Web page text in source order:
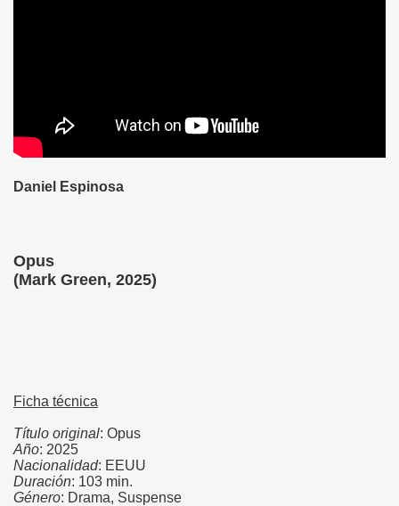
Daniel Espinosa
Opus
(Mark Green, 2025)
Ficha técnica
Título original: Opus
Año: 2025
Nacionalidad: EEUU
Duración: 103 min.
Género: Drama, Suspense